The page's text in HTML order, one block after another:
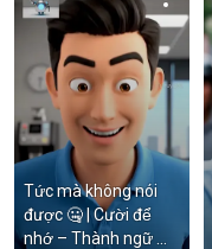
Tức mà không nói
được 🤐 | Cười để
nhớ – Thành ngữ